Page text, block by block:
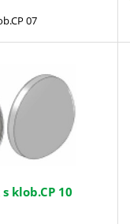
07
klob.CP 10